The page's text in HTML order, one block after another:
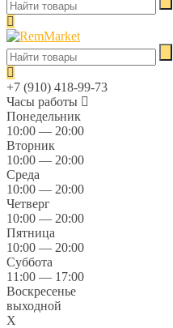
+7 (910) 418-99-73
Часы работы
Понедельник
10:00 — 20:00
Вторник
10:00 — 20:00
Среда
10:00 — 20:00
Четверг
10:00 — 20:00
Пятница
10:00 — 20:00
Суббота
11:00 — 17:00
Воскресенье
выходной
X